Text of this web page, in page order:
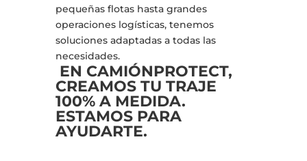
pequeñas flotas hasta grandes
operaciones logísticas, tenemos
soluciones adaptadas a todas las
necesidades.
EN CAMIÓNPROTECT,
CREAMOS TU TRAJE
100% A MEDIDA.
ESTAMOS PARA
AYUDARTE.